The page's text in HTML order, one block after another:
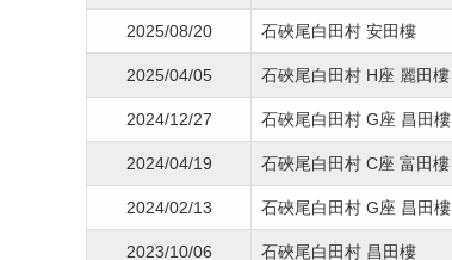
2025/08/20 石硤尾白田村 安田樓
2025/04/05 石硤尾白田村 H座 麗田樓
2024/12/27 石硤尾白田村 G座 昌田樓
2024/04/19 石硤尾白田村 C座 富田樓
2024/02/13 石硤尾白田村 G座 昌田樓
2023/10/06 石硤尾白田村 昌田樓